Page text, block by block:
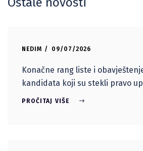
NEDIM 09/07/2026
Konačne rang liste i
kandidata koji su stekli pravo
PROČITAJ VIŠE